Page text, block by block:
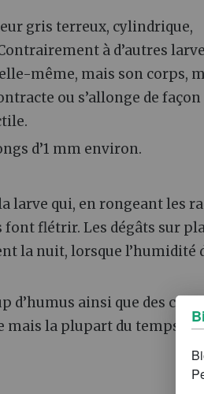
gris terreux, cylindrique,
à d’autres
même, mais son corps,
ou s’allonge de façon
d’1 mm environ.
la larve qui, en rongeant les
font flétrir. Les dégâts sur
la nuit, lorsque l’humidité
d’humus ainsi que des
mais la plupart du temps